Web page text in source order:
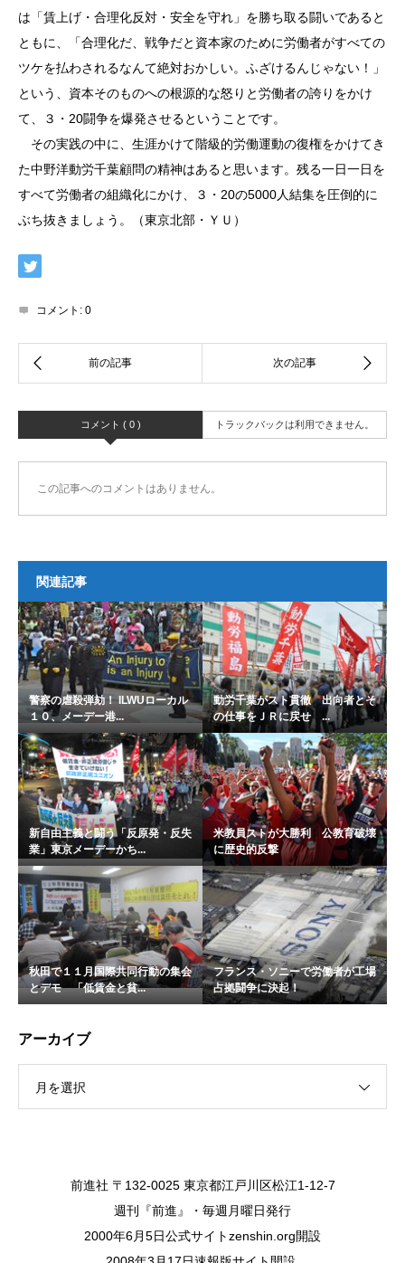
は「賃上げ・合理化反対・安全を守れ」を勝ち取る闘いであると
ともに、「合理化だ、戦争だと資本家のために労働者がすべての
ツケを払わされるなんて絶対おかしい。ふざけるんじゃない！」
という、資本そのものへの根源的な怒りと労働者の誇りをかけ
て、３・20闘争を爆発させるということです。
その実践の中に、生涯かけて階級的労働運動の復権をかけてき
た中野洋動労千葉顧問の精神はあると思います。残る一日一日を
すべて労働者の組織化にかけ、３・20の5000人結集を圧倒的に
ぶち抜きましょう。（東京北部・ＹＵ）
コメント: 0
コメント ( 0 ) トラックバックは利用できません。
この記事へのコメントはありません。
関連記事
警察の虐殺弾劾！ ILWUローカル
１０、メーデー港...
動労千葉がスト貫徹 出向者とそ
の仕事をＪＲに戻せ ...
新自由主義と闘う「反原発・反失
業」東京メーデーかち...
米教員ストが大勝利 公教育破壊
に歴史的反撃
秋田で１１月国際共同行動の集会
とデモ 「低賃金と貧...
フランス・ソニーで労働者が工場
占拠闘争に決起！
アーカイブ
月を選択
前進社 〒132-0025 東京都江戸川区松江1-12-7
週刊『前進』・毎週月曜日発行
2000年6月5日公式サイトzenshin.org開設